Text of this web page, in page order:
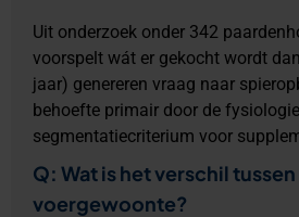
Uit onderzoek onder 342
voorspelt wát er gekocht wordt
jaar) genereren vraag naar
behoefte primair door de
segmentatiecriterium voor
Q: Wat is het verschil
voergewoonte?